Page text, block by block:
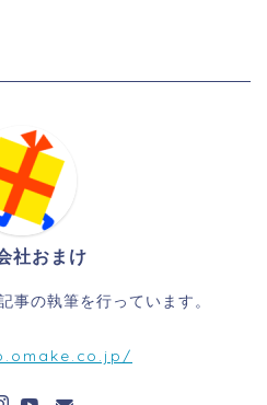
社おまけ
事の執筆を行っています。